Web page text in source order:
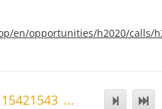
en/opportunities/h2020/calls/
15421543 ...